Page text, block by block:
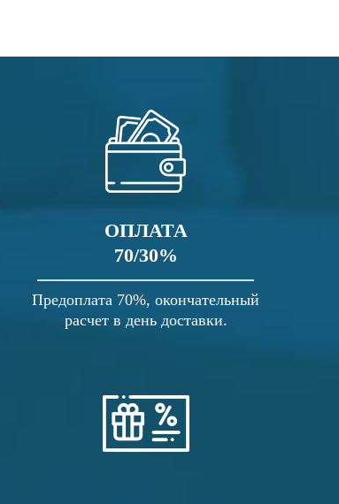
ОПЛАТА
70/30%
Предоплата 70%, окончательный
расчет в день доставки.